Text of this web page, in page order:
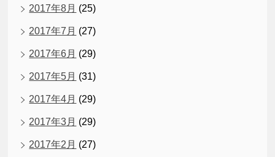
2017年8月 (25)
2017年7月 (27)
2017年6月 (29)
2017年5月 (31)
2017年4月 (29)
2017年3月 (29)
2017年2月 (27)